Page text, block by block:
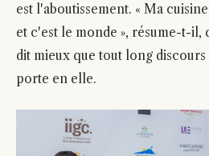
est l'aboutissement. « Ma
et c'est le monde », résume-t-il,
dit mieux que tout long
porte en elle.